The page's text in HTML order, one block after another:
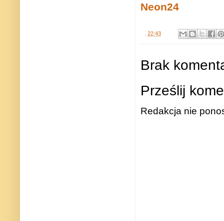
Neon24
22:43
Brak
Prześlij
Redakcja nie